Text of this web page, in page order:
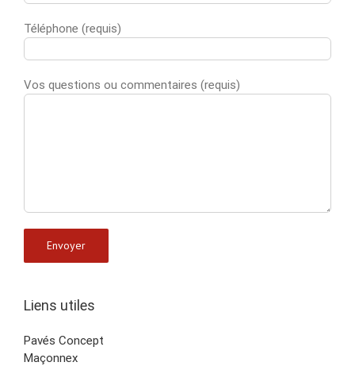
Téléphone (requis)
Vos questions ou commentaires (requis)
Liens utiles
Pavés Concept
Maçonnex